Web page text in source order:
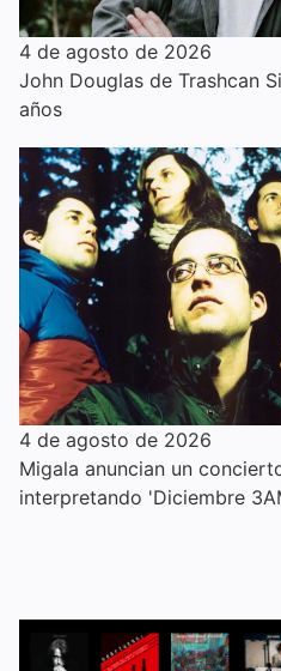
4 de agosto de 2026
John Douglas de Trashcan
años
4 de agosto de 2026
Migala anuncian un
interpretando 'Diciembre